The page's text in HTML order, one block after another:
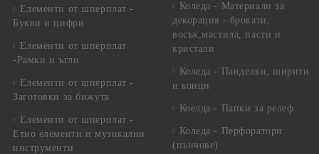
Елементи от шперплат -
Букви и цифри
Елементи от шперплат
-Рамки и ъгли
Елементи от шперплат -
Заготовки за бижута
Елементи от шперплат -
Етно елементи и музикални
инструменти
Коледа - Материали за
декорация - брокати,
восък,мастила, пасти и
кристали
Коледа - Панделки, ширити
и конци
Коелда - Папки за релеф
Коледа - Перфоратори
(пънчове)